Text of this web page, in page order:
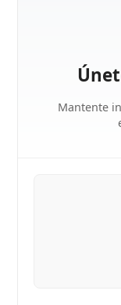
Mantente